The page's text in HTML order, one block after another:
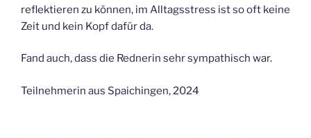
reflektieren zu können, im Alltagsstress ist so oft keine
Zeit und kein Kopf dafür da.
Fand auch, dass die Rednerin sehr sympathisch war.
Teilnehmerin aus Spaichingen, 2024